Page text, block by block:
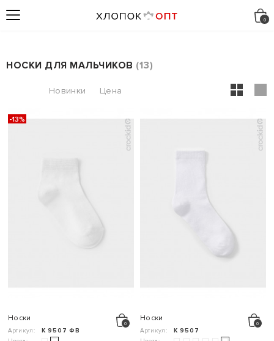
НОСКИ ДЛЯ МАЛЬЧИКОВ 13
-13%
Носки
Артикул:
К 9507 ФВ
Носки
Артикул:
К 9507